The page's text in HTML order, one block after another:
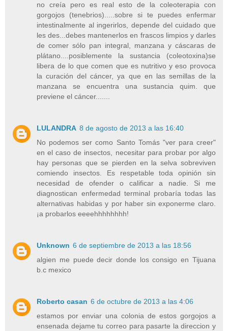
no creía pero es real esto de la coleoterapia con
gorgojos (tenebrios).....sobre si te puedes enfermar
intestinalmente al ingerirlos, depende del cuidado que
les des...debes mantenerlos en frascos limpios y darles
de comer sólo pan integral, manzana y cáscaras de
plátano....posiblemente la sustancia (coleotoxina)se
libera de lo que comen que es nutritivo y eso provoca
la curación del cáncer, ya que en las semillas de la
manzana se encuentra una sustancia quim. que
previene el cáncer.......
LULANDRA 8 de agosto de 2013 a las 16:40
No podemos ser como Santo Tomás "ver para creer"
en el caso de insectos, necesitar para probar por algo
hay personas que se pierden en la selva sobreviven
comiendo insectos. Es respetable toda opinión sin
necesidad de ofender o calificar a nadie. Si me
diagnostican enfermedad terminal probaría todas las
alternativas habidas y por haber sin exponerme claro.
¡a probarlos eeeehhhhhhhh!
Unknown 6 de septiembre de 2013 a las 18:56
algien me puede decir donde los consigo en Tijuana
b.c mexico
Roberto casan 6 de octubre de 2013 a las 4:06
estamos por enviar una colonia de estos gorgojos a
ensenada dejame tu correo para pasarte la direccion y